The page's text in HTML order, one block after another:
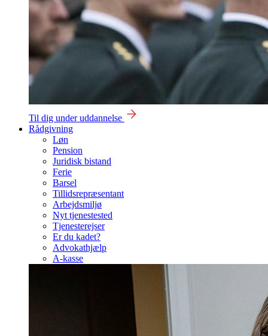
Til dig under uddannelse
Rådgivning
Løn
Pension
Juridisk bistand
Ferie
Barsel
Tillidsrepræsentant
Arbejdsmiljø
Nyt tjenestested
Tjenesterejser
Er du kadet?
Advokathjælp
A-kasse